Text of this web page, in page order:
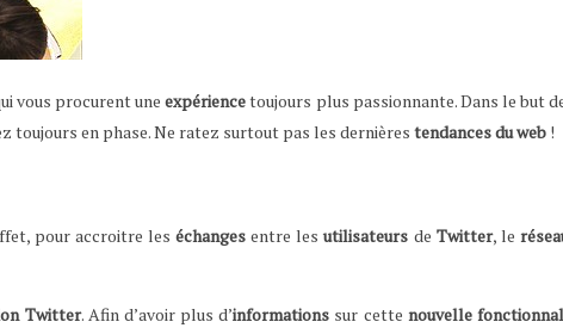
vous procurent uneexpériencetoujours plus passionnante. Dans le but
toujours en phase. Ne ratez surtout pas les dernières tendancesduweb !
pour accroitre leséchanges entre lesutilisateurs de Twitter, le
Twitter. Afin d’avoir plus d’informations sur cette nouvelle